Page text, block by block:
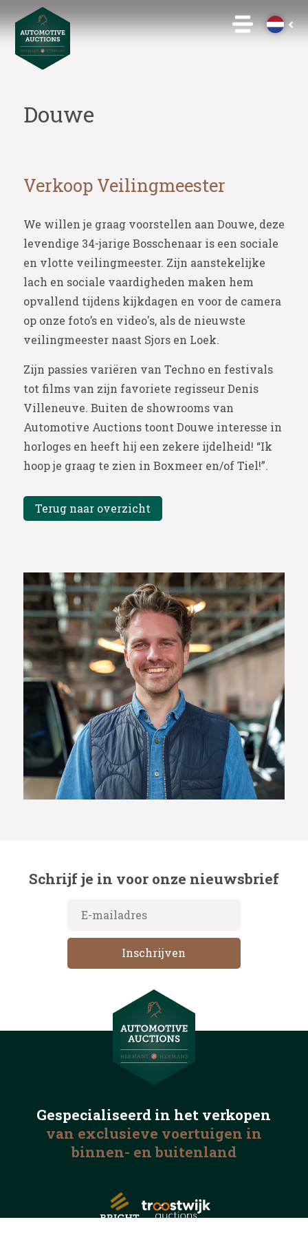
Douwe
Verkoop Veilingmeester
We willen je graag voorstellen aan Douwe, deze
levendige 34-jarige Bosschenaar is een sociale
en vlotte veilingmeester. Zijn aanstekelijke
lach en sociale vaardigheden maken hem
opvallend tijdens kijkdagen en voor de camera
op onze foto’s en video's, als de nieuwste
veilingmeester naast Sjors en Loek.
Zijn passies variëren van Techno en festivals
tot films van zijn favoriete regisseur Denis
Villeneuve. Buiten de showrooms van
Automotive Auctions toont Douwe interesse in
horloges en heeft hij een zekere ijdelheid! “Ik
hoop je graag te zien in Boxmeer en/of Tiel!”.
Terug naar overzicht
Schrijf je in voor onze nieuwsbrief
Gespecialiseerd in het verkopen
van exclusieve voertuigen in
binnen- en buitenland